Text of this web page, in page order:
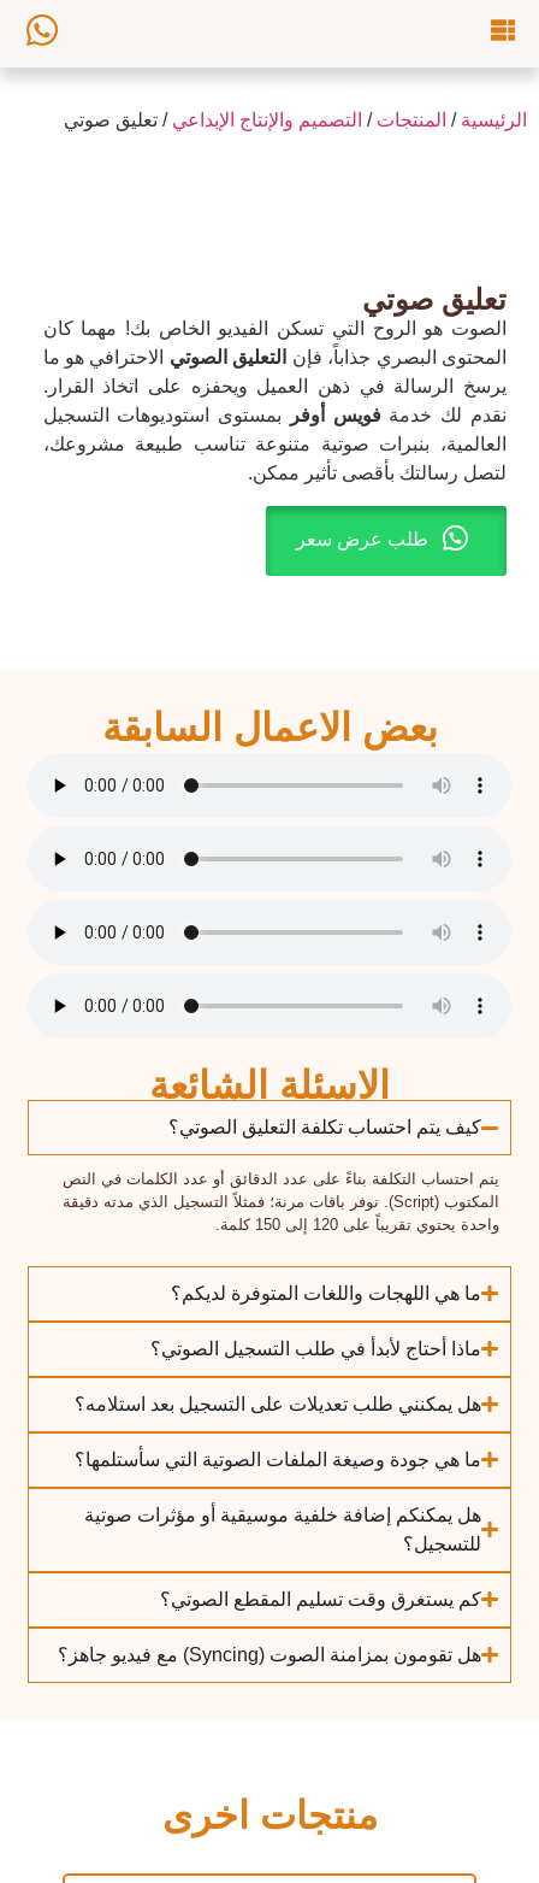
الرئيسية / المنتجات / التصميم والإنتاج الإبداعي / تعليق صوتي
تعليق صوتي
الصوت هو الروح التي تسكن الفيديو الخاص بك! مهما كان
المحتوى البصري جذاباً، فإن
التعليق الصوتي الاحترافي هو ما
يرسخ الرسالة في ذهن العميل ويحفزه على اتخاذ القرار.
نقدم لك خدمةفويس أوفر
بمستوى استوديوهات التسجيل
العالمية، بنبرات صوتية متنوعة تناسب طبيعة مشروعك،
لتصل رسالتك بأقصى تأثير ممكن.
طلب عرض سعر
بعض الاعمال السابقة
الاسئلة الشائعة
كيف يتم احتساب تكلفة التعليق الصوتي؟
يتم احتساب التكلفة بناءً على عدد الدقائق أو عدد الكلمات في النص
المكتوب (Script). نوفر باقات مرنة؛ فمثلاً التسجيل الذي مدته دقيقة
واحدة يحتوي تقريباً على 120 إلى 150 كلمة.
ما هي اللهجات واللغات المتوفرة لديكم؟
ماذا أحتاج لأبدأ في طلب التسجيل الصوتي؟
هل يمكنني طلب تعديلات على التسجيل بعد استلامه؟
ما هي جودة وصيغة الملفات الصوتية التي سأستلمها؟
هل يمكنكم إضافة خلفية موسيقية أو مؤثرات صوتية
للتسجيل؟
كم يستغرق وقت تسليم المقطع الصوتي؟
هل تقومون بمزامنة الصوت (Syncing) مع فيديو جاهز؟
منتجات اخرى